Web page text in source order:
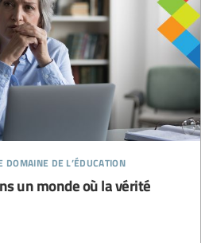
de l’éducation
un monde où la vérité